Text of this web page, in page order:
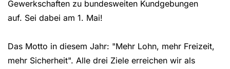
Gewerkschaften zu bundesweiten Kundgebungen
auf. Sei dabei am 1. Mai!
Das Motto in diesem Jahr: "Mehr Lohn, mehr Freizeit,
mehr Sicherheit". Alle drei Ziele erreichen wir als